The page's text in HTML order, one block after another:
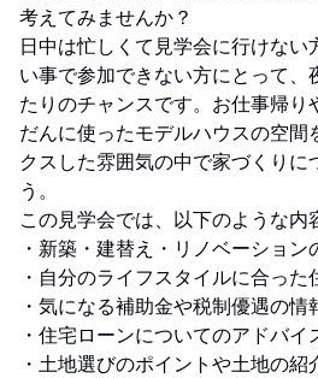
考えてみませんか？
日中は忙しくて見学会に行けな
い事で参加できない方にとって、
たりのチャンスです。お仕事帰り
だんに使ったモデルハウスの空間
クスした雰囲気の中で家づくりに
う。
この見学会では、以下のような内
・新築・建替え・リノベーション
・自分のライフスタイルに合った
・気になる補助金や税制優遇の情
・住宅ローンについてのアドバイ
・土地選びのポイントや土地の紹